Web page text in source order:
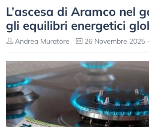
L’ascesa di Aramco nel
gli equilibri energetici
Andrea Muratore 26 Novembre 2025